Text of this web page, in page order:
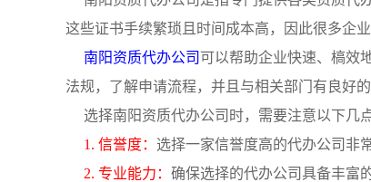
这些证书手续繁琐且时间成本高，因此很多企
南阳资质代办公司 可以帮助企业快速、槁效
法规，了解申请流程，并且与相关部门有良好
选择南阳资质代办公司时，需要注意以下几点
1. 信誉度： 选择一家信誉度高的代办公司非
2. 专业能力： 确保选择的代办公司具备丰富